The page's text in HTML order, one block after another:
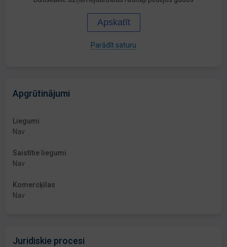
Apskatīt
Parādīt saturu
Apgrūtinājumi
Liegumi
Nav
Saistītie liegumi
Nav
Komercķīlas
Nav
Juridiskie procesi